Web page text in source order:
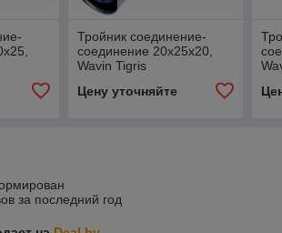
Тройник соединение-
соединение 20х25х20,
Wavin Tigris
Цену уточняйте
за последний год